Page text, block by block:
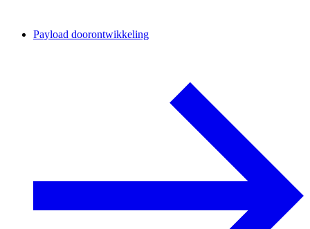
Payload doorontwikkeling